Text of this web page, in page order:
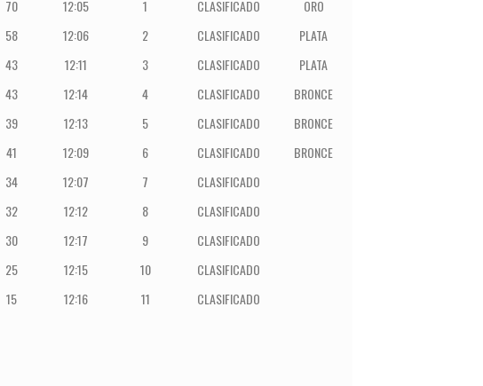
70 12:05 1 CLASIFICADO
ORO
58 12:06 2 CLASIFICADO
PLATA
43 12:11 3 CLASIFICADO
PLATA
43 12:14 4 CLASIFICADO
BRONCE
39 12:13 5 CLASIFICADO
BRONCE
41 12:09 6 CLASIFICADO
BRONCE
34 12:07 7
CLASIFICADO
32 12:12 8
CLASIFICADO
30 12:17 9
CLASIFICADO
25 12:15 10
CLASIFICADO
15 12:16 11
CLASIFICADO